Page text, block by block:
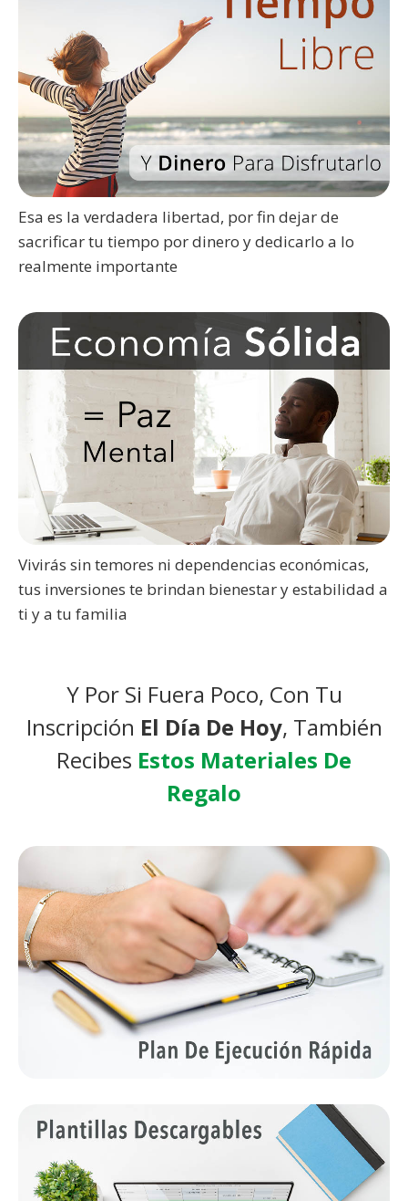
Esa es la verdadera libertad, por fin dejar de
sacrificar tu tiempo por dinero y dedicarlo a lo
realmente importante
Vivirás sin temores ni dependencias económicas,
tus inversiones te brindan bienestar y estabilidad a
ti y a tu familia
Y Por Si Fuera Poco, Con Tu
Inscripción El Día De Hoy, También
Recibes Estos Materiales De
Regalo